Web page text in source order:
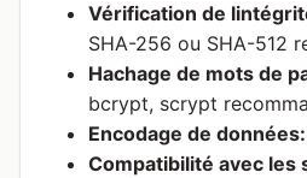
Vérification de
SHA-256 ou SHA-512
Hachage de mots de
bcrypt, scrypt
Encodage de données:
Compatibilité avec les